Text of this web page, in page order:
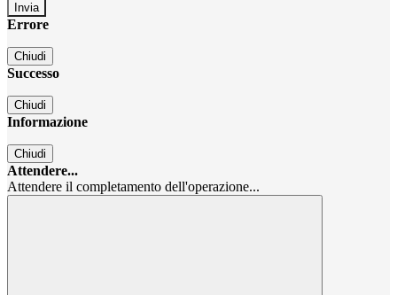
Errore
Chiudi
Successo
Chiudi
Informazione
Chiudi
Attendere...
Attendere il completamento dell'operazione...